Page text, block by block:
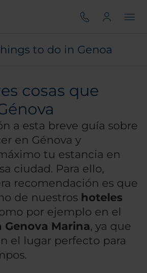
to do in Genoa
cosas que
a esta breve guía sobre
en Génova y
tu estancia en
ciudad. Para ello,
recomendación es que
de nuestros hoteles
por ejemplo en el
Genova Marina, ya que
el lugar perfecto para